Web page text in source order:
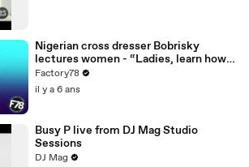
Nigerian cross dresser Bobrisky
lectures women - “Ladies, learn how
to keep your mouth shut”.
Factory78
il y a 6 ans
Busy P live from DJ Mag Studio
Sessions
DJ Mag